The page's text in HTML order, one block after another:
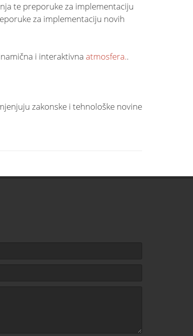
te preporuke za implementaciju
za implementaciju novih
i interaktivna atmosfera..
zakonske i tehnološke novine